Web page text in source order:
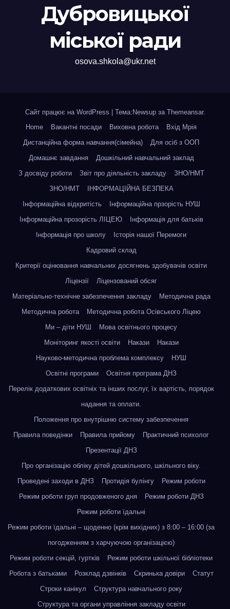
Дубровицької
міської ради
osova.shkola@ukr.net
Сайт працює на WordPress Тема:Newsup за Themeansar.
Home
Вакантні посади Виховна робота
Вхід Мрія
Дистанційна форма навчання(сімейна)
Для осіб з ООП
Домашнє завдання
Дошкільний навчальний заклад
З досвіду роботи
Звіт про діяльність закладу
ЗНО/НМТ
ЗНО/НМТ
ІНФОРМАЦІЙНА БЕЗПЕКА
Інформаційна відкритість
Інформаційна прзорість НУШ
Інформаційна прозорість ЛІЦЕЮ
Інформація для батьків
Інформація про школу
Історія нашої Перемоги
Кадровий склад
Критерії оцінювання навчальних досягнень здобувачів освіти
Ліцензії
Ліцензований обсяг
Матеріально-технічне забезпечення закладу
Методична рада
Методична робота
Методична робота Осівського Ліцею
Ми – діти НУШ
Мова освітнього процесу
Моніторинг якості освіти
Накази
Накази
Науково-методична проблема комплексу
НУШ
Освітні програми
Освітня програма ДНЗ
Перелік додаткових освітніх та інших послуг, їх вартість, порядок
надання та оплати.
Положення про внутрішню систему забезпечення
Правила поведінки
Правила прийому
Практичний психолог
Презентації ДНЗ
Про організацію обліку дітей дошкільного, шкільного віку.
Проведені заходи в ДНЗ
Протидія булінгу
Режим роботи
Режим роботи груп продовженого дня
Режим роботи ДНЗ
Режим роботи їдальні
Режим роботи їдальні – щоденно (крім вихідних) з 8:00 – 16:00 (за
погодженням з харчуючою організацією)
Режим роботи секцій, гуртків
Режим роботи шкільної бібліотеки
Робота з батьками
Розклад дзвінків Скринька довіри
Статут
Строки канікул
Структура навчального року
Структура та органи управління закладу освіти